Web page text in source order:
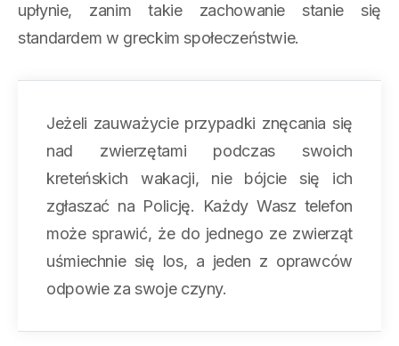
upłynie, zanim takie zachowanie stanie się
standardem w greckim społeczeństwie.
Jeżeli zauważycie przypadki znęcania się
nad zwierzętami podczas swoich
kreteńskich wakacji, nie bójcie się ich
zgłaszać na Policję. Każdy Wasz telefon
może sprawić, że do jednego ze zwierząt
uśmiechnie się los, a jeden z oprawców
odpowie za swoje czyny.